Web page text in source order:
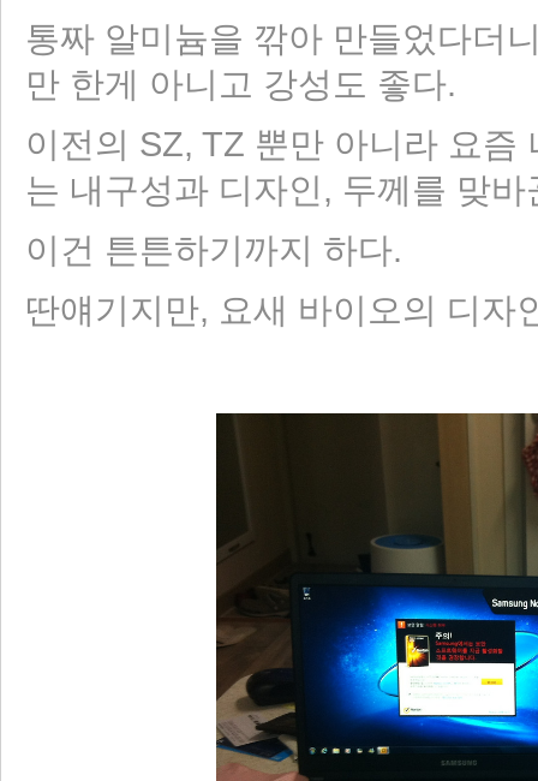
통짜 알미늄을 깎아 만들었다더
만 한게 아니고 강성도 좋다.
이전의 SZ, TZ 뿐만 아니라 요
는 내구성과 디자인, 두께를 맞바
이건 튼튼하기까지 하다.
딴얘기지만, 요새 바이오의 디자